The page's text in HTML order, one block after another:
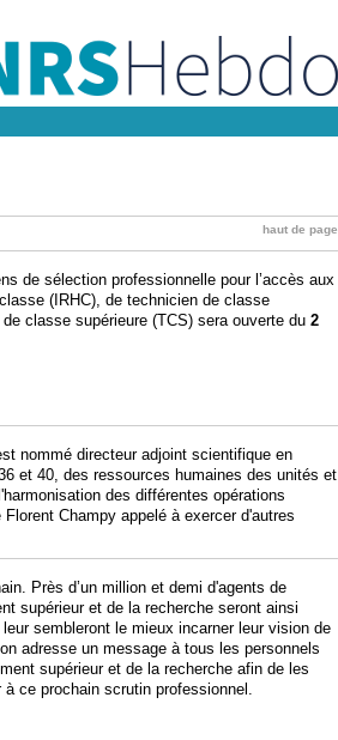
haut de page
de sélection professionnelle pour l’accès aux
(IRHC), de technicien de classe
classe supérieure (TCS) sera ouverte du 2
nommé directeur adjoint scientifique en
et 40, des ressources humaines des unités et
des différentes opérations
Champy appelé à exercer d'autres
Près d’un million et demi d'agents de
supérieur et de la recherche seront ainsi
sembleront le mieux incarner leur vision de
adresse un message à tous les personnels
supérieur et de la recherche afin de les
ce prochain scrutin professionnel.